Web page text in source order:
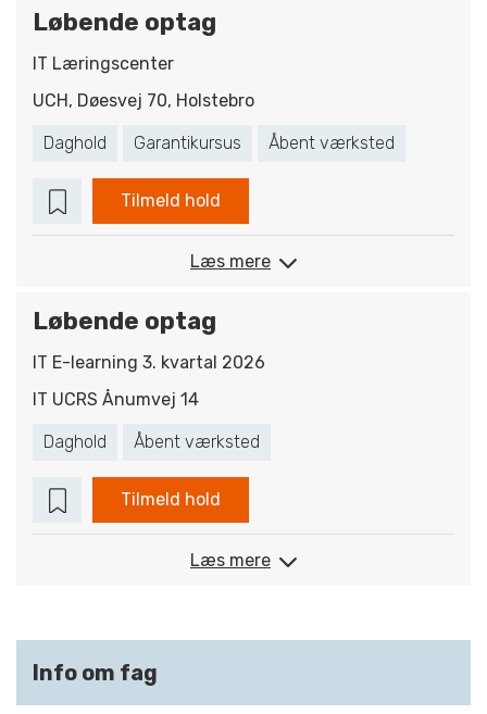
Løbende optag
IT Læringscenter
UCH, Døesvej 70, Holstebro
Daghold Garantikursus Åbent værksted
Tilmeld hold
Læs mere
Løbende optag
IT E-learning 3. kvartal 2026
IT UCRS Ånumvej 14
Daghold Åbent værksted
Tilmeld hold
Læs mere
Info om fag